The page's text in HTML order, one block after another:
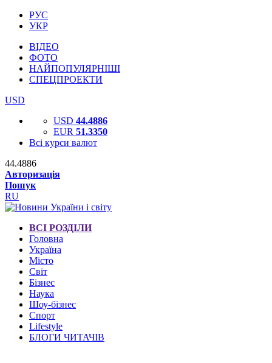
РУС
УКР
ВІДЕО
ФОТО
НАЙПОПУЛЯРНІШІ
СПЕЦПРОЕКТИ
USD
USD 44.4886
EUR 51.3350
Всі курси валют
44.4886
Авторизація
Пошук
RU
ВСІ РОЗДІЛИ
Головна
Україна
Місто
Світ
Бізнес
Наука
Шоу-бізнес
Спорт
Lifestyle
БЛОГИ ЧИТАЧІВ